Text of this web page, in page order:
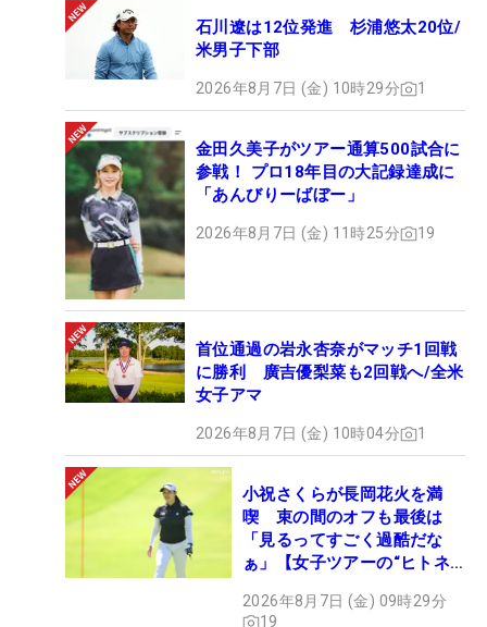
石川遼は12位発進 杉浦悠太20位/
米男子下部
2026年8月7日 (金) 10時29分 1
金田久美子がツアー通算500試合に
参戦！ プロ18年目の大記録達成に
「あんびりーばぼー」
2026年8月7日 (金) 11時25分 19
首位通過の岩永杏奈がマッチ1回戦
に勝利 廣吉優梨菜も2回戦へ/全米
女子アマ
2026年8月7日 (金) 10時04分 1
小祝さくらが長岡花火を満
喫 束の間のオフも最後は
「見るってすごく過酷だな
ぁ」【女子ツアーの“ヒトネ
2026年8月7日 (金) 09時29分
19